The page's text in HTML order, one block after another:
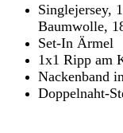
Singlejersey,
Baumwolle,
Set-In Ärmel
1x1 Ripp am
Nackenband
Doppelnaht-